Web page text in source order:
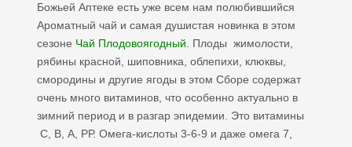
Божьей Аптеке есть уже всем нам полюбившийся
Ароматный чай и самая душистая новинка в этом
сезоне Чай Плодовоягодный . Плоды жимолости,
рябины красной, шиповника, облепихи, клюквы,
смородины и другие ягоды в этом Сборе содержат
очень много витаминов, что особенно актуально в
зимний период и в разгар эпидемии. Это витамины
С, В, А, РР. Омега-кислоты 3-6-9 и даже омега 7,